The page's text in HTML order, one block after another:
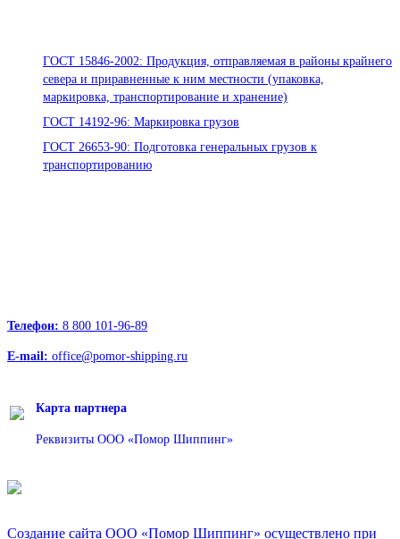
ГОСТ 15846-2002: Продукция, отправляемая в районы крайнего
севера и приравненные к ним местности (упаковка,
маркировка, транспортирование и хранение)
ГОСТ 14192-96: Маркировка грузов
ГОСТ 26653-90: Подготовка генеральных грузов к
транспортированию
Телефон: 8 800 101-96-89
E-mail: office@pomor-shipping.ru
Карта партнера
Реквизиты ООО «Помор Шиппинг»
Создание сайта ООО «Помор Шиппинг» осуществлено при